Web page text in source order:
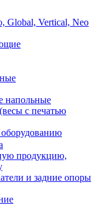
Global, Vertical, Neo
напольные
с печатью
продукцию,
и задние опоры